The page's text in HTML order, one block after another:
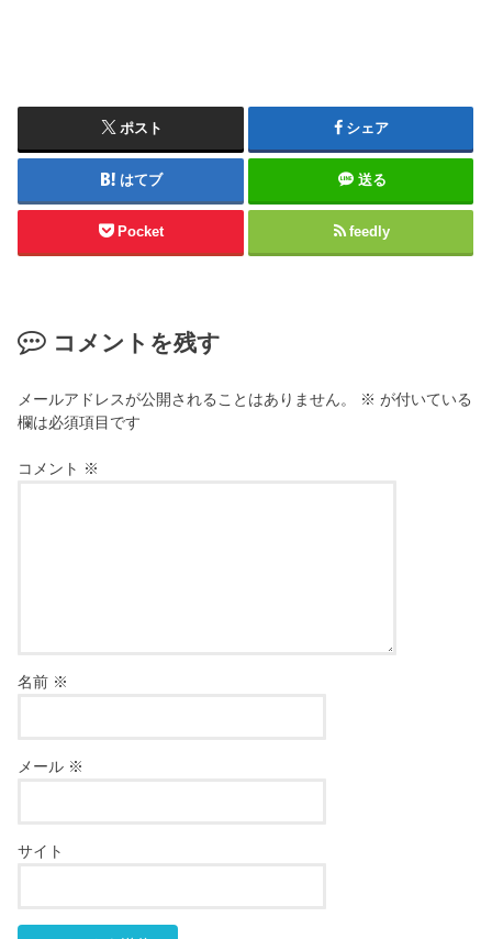
ポスト シェア
はてブ 送る
Pocket feedly
コメントを残す
メールアドレスが公開されることはありません。 ※ が付いている
欄は必須項目です
コメント ※
名前 ※
メール ※
サイト